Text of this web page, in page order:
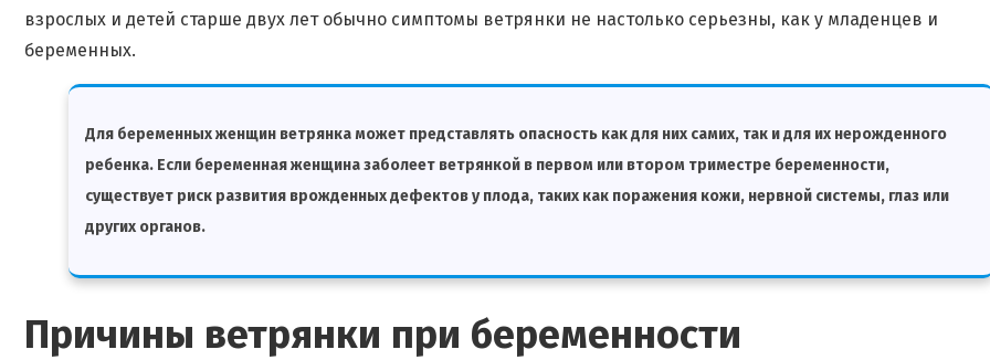
взрослых и детей старше двух лет обычно симптомы ветрянки не настолько серьезны, как у младенцев и
беременных.
Для беременных женщин ветрянка может представлять опасность как для них самих, так и для их нерожденного
ребенка. Если беременная женщина заболеет ветрянкой в первом или втором триместре беременности,
существует риск развития врожденных дефектов у плода, таких как поражения кожи, нервной системы, глаз или
других органов.
Причины ветрянки при беременности